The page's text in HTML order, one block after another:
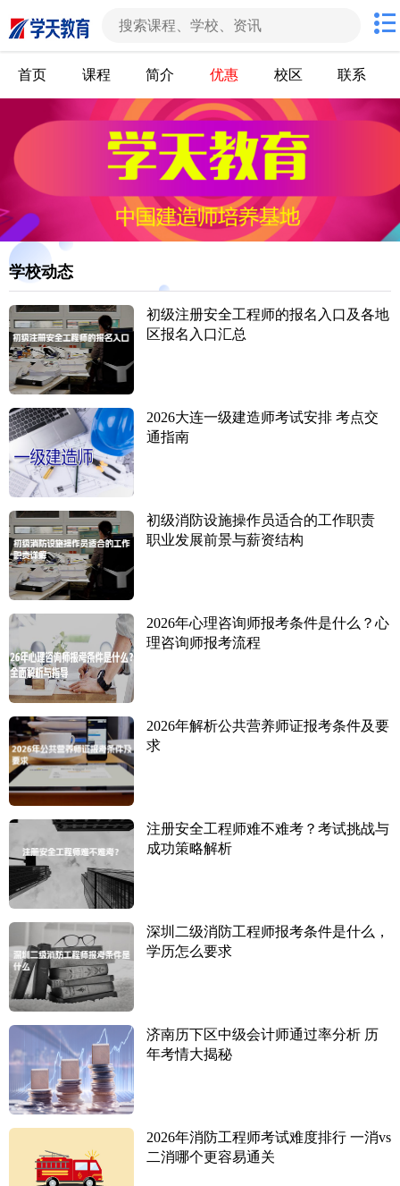
首页 课程 简介 优惠 校区 联系
学校动态
初级注册安全工程师的报名入口及各地
区报名入口汇总
2026大连一级建造师考试安排 考点交
通指南
初级消防设施操作员适合的工作职责
职业发展前景与薪资结构
2026年心理咨询师报考条件是什么？心
理咨询师报考流程
2026年解析公共营养师证报考条件及要
求
注册安全工程师难不难考？考试挑战与
成功策略解析
深圳二级消防工程师报考条件是什么，
学历怎么要求
济南历下区中级会计师通过率分析 历
年考情大揭秘
2026年消防工程师考试难度排行 一消vs
二消哪个更容易通关